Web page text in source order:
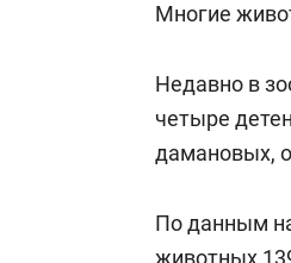
Многие
Недавно в
четыре
дамановых,
По данным
животных